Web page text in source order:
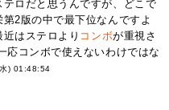
テロだと思うんですが、どこで
2版の中で最下位なんですよ
はステロより コンボが重視さ
応コンボで使えないわけではな
) 01:48:54